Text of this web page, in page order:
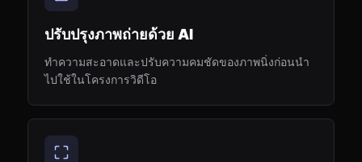
ปรับปรุงภาพถ่ายด้วย AI
ทำความสะอาดและปรับความคมชัดของภาพนิ่งก่อนนำ
ไปใช้ในโครงการวิดีโอ